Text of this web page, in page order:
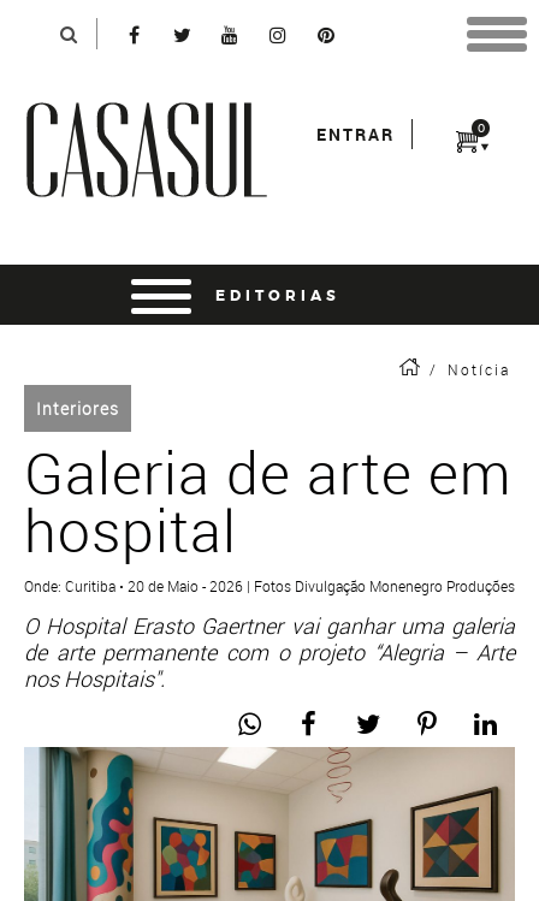
0
ENTRAR
/ Notícia
Interiores
Galeria de arte em
hospital
Onde: Curitiba • 20 de Maio - 2026 | Fotos Divulgação Monenegro Produções
O Hospital Erasto Gaertner vai ganhar uma galeria
de arte permanente com o projeto “Alegria – Arte
nos Hospitais".
*Para finalizar sua compra informe seu e-mail:
*Senha:
entrar usando o facebook